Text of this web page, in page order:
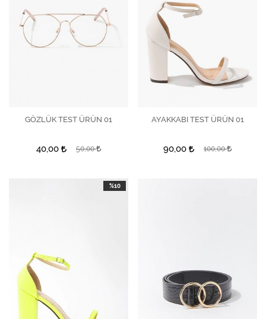
İncele
GÖZLÜK TEST ÜRÜN 01
40,00 50,00
İncele
İncele
AYAKKABI TEST ÜRÜN 01
90,00 100,00
%10